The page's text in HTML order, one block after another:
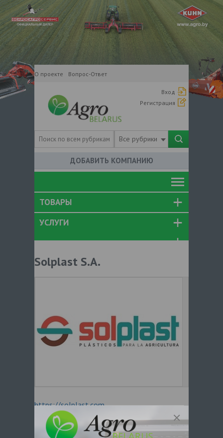
О проекте Вопрос-Ответ
Вход
Регистрация
Все рубрики
ДОБАВИТЬ КОМПАНИЮ
ТОВАРЫ
УСЛУГИ
Solplast S.A.
https://solplast.com